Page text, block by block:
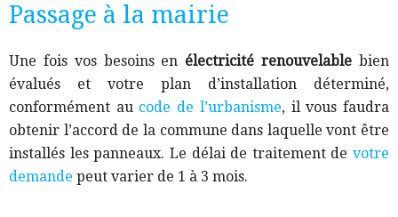
Passage à la mairie
Une fois vos besoins en électricité renouvelable bien
évalués et votre plan d’installation déterminé,
conformément au code de l’urbanisme, il vous faudra
obtenir l’accord de la commune dans laquelle vont être
installés les panneaux. Le délai de traitement de votre
demande peut varier de 1 à 3 mois.